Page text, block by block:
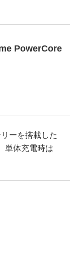
PowerCore
ーを搭載した
単体充電時は